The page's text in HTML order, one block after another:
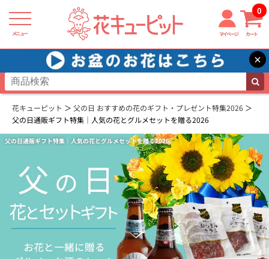
メニュー マイページ カート
0
×
花キューピット
父の日 おすすめの花のギフト・プレゼント特集2026
父の日通販ギフト特集｜人気の花とグルメセットを贈る2026
父の日通販ギフト特集｜人気の花とグルメセットを贈る2026